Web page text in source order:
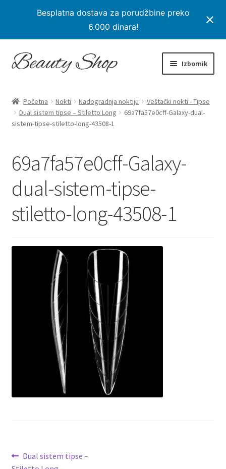
Besplatna dostava za porudžbine preko
6.000 dinara!
Preskoči
na
Skoči
na
Izbornik
Proizvodi
Proširi
Moj nalog
Checkout
Korpa
Lista Želja
Početna Nokti Nadogradnja noktiju
Veštački nokti - Tipse
Dual sistem tipse – Stiletto Long
69a7fa57e0cff-Galaxy-dual-
sistem-tipse-stiletto-long-43508-1
69a7fa57e0cff-Galaxy-
dual-sistem-tipse-
stiletto-long-43508-1
Kretanje
Prethodni
Dual sistem tipse –